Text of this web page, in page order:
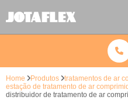
Home Produtos
tratamentos de ar
estação de tratamento de ar
distribuidor de tratamento de ar